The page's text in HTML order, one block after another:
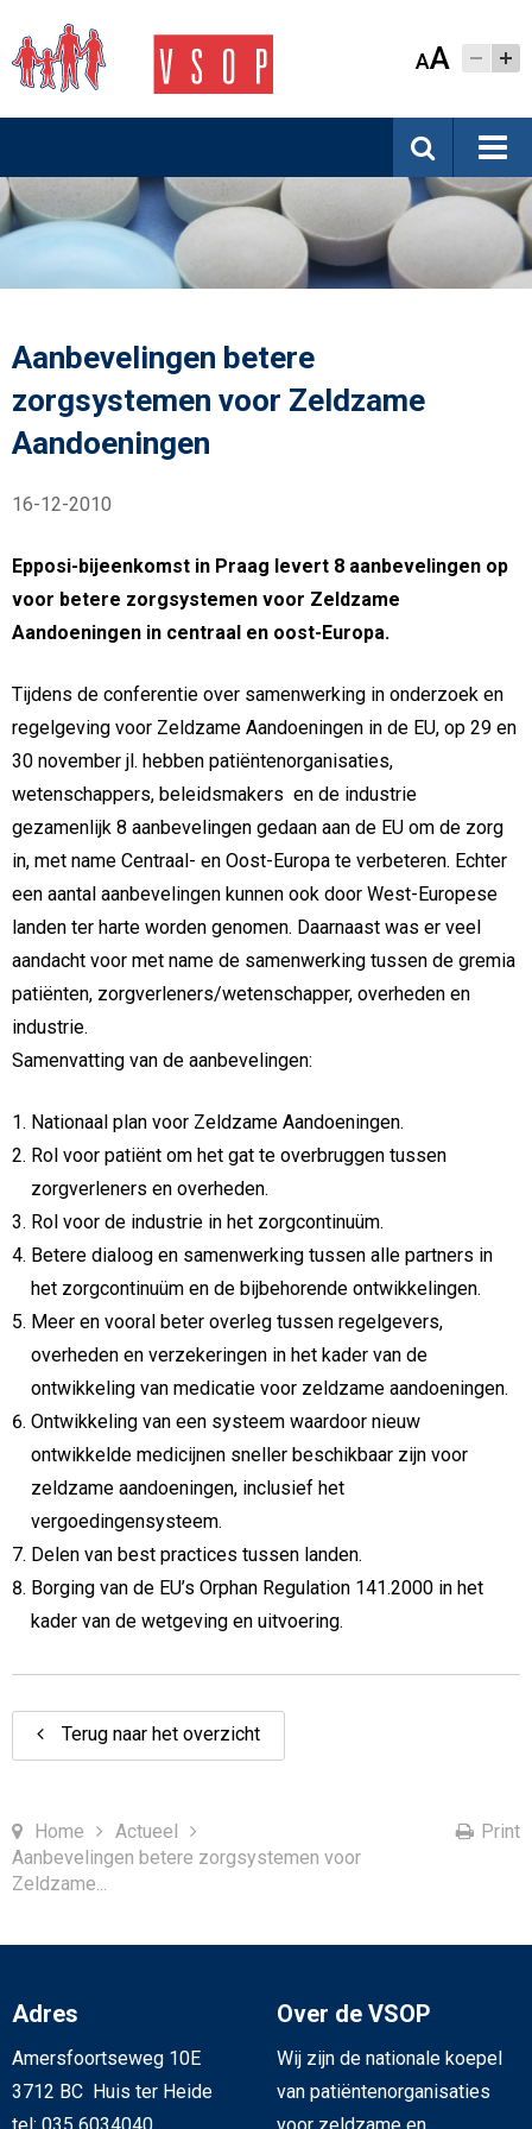
AA
Aanbevelingen betere
zorgsystemen voor Zeldzame
Aandoeningen
16-12-2010
Epposi-bijeenkomst in Praag levert 8 aanbevelingen op
voor betere zorgsystemen voor Zeldzame
Aandoeningen in centraal en oost-Europa.
Tijdens de conferentie over samenwerking in onderzoek en
regelgeving voor Zeldzame Aandoeningen in de EU, op 29 en
30 november jl. hebben patiëntenorganisaties,
wetenschappers, beleidsmakers en de industrie
gezamenlijk 8 aanbevelingen gedaan aan de EU om de zorg
in, met name Centraal- en Oost-Europa te verbeteren. Echter
een aantal aanbevelingen kunnen ook door West-Europese
landen ter harte worden genomen. Daarnaast was er veel
aandacht voor met name de samenwerking tussen de gremia
patiënten, zorgverleners/wetenschapper, overheden en
industrie.
Samenvatting van de aanbevelingen:
Nationaal plan voor Zeldzame Aandoeningen.
Rol voor patiënt om het gat te overbruggen tussen
zorgverleners en overheden.
Rol voor de industrie in het zorgcontinuüm.
Betere dialoog en samenwerking tussen alle partners in
het zorgcontinuüm en de bijbehorende ontwikkelingen.
Meer en vooral beter overleg tussen regelgevers,
overheden en verzekeringen in het kader van de
ontwikkeling van medicatie voor zeldzame aandoeningen.
Ontwikkeling van een systeem waardoor nieuw
ontwikkelde medicijnen sneller beschikbaar zijn voor
zeldzame aandoeningen, inclusief het
vergoedingensysteem.
Delen van best practices tussen landen.
Borging van de EU’s Orphan Regulation 141.2000 in het
kader van de wetgeving en uitvoering.
Terug naar het overzicht
Home
Actueel
Aanbevelingen betere zorgsystemen voor
Zeldzame...
Print
Adres
Amersfoortseweg 10E
3712 BC Huis ter Heide
tel: 035 6034040
Over de VSOP
Wij zijn de nationale koepel
van patiëntenorganisaties
voor zeldzame en